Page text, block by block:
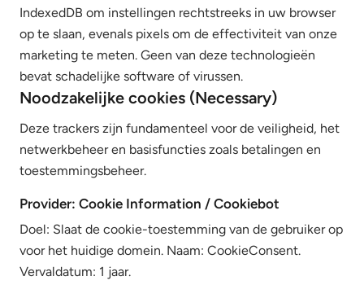
IndexedDB om instellingen rechtstreeks in uw browser
op te slaan, evenals pixels om de effectiviteit van onze
marketing te meten. Geen van deze technologieën
bevat schadelijke software of virussen.
Noodzakelijke cookies (Necessary)
Deze trackers zijn fundamenteel voor de veiligheid, het
netwerkbeheer en basisfuncties zoals betalingen en
toestemmingsbeheer.
Provider: Cookie Information / Cookiebot
Doel: Slaat de cookie-toestemming van de gebruiker op
voor het huidige domein. Naam: CookieConsent.
Vervaldatum: 1 jaar.